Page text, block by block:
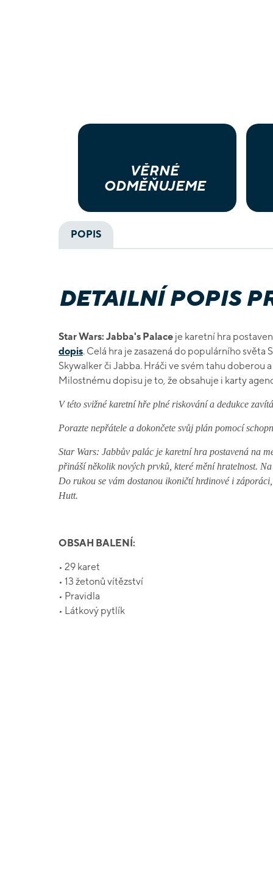
VĚRNÉ
ODMĚŇUJEME
POPIS
DETAILNÍ POPIS
Star Wars: Jabba's Palace​ je karetní hra
dopis. Celá hra je zasazená do populárního světa
Skywalker či Jabba. Hráči ve svém tahu
Milostnému dopisu je to, že obsahuje i karty
V této svižné karetní hře plné riskování a dedukce
Porazte nepřátele a dokončete svůj plán pomocí
Star Wars: Jabbův palác je karetní hra postavená na
přináší několik nových prvků, které mění hratelnost.
Do rukou se vám dostanou ikoničtí hrdinové i
Hutt.
OBSAH BALENÍ:
• 29 karet
• 13 žetonů vítězství
• Pravidla
• Látkový pytlík